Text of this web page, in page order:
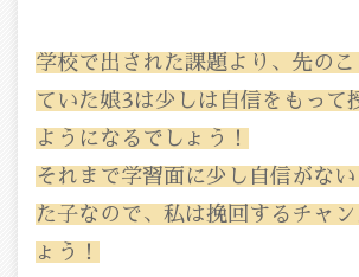
学校で出された課題より、先の
ていた娘3は少しは自信をもって
ようになるでしょう！
それまで学習面に少し自信がな
た子なので、私は挽回するチャ
ょう！